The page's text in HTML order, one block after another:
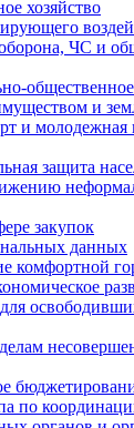
хозяйство
ЧС и
и
и молодежная
защита
закупок
данных
комфортной
по